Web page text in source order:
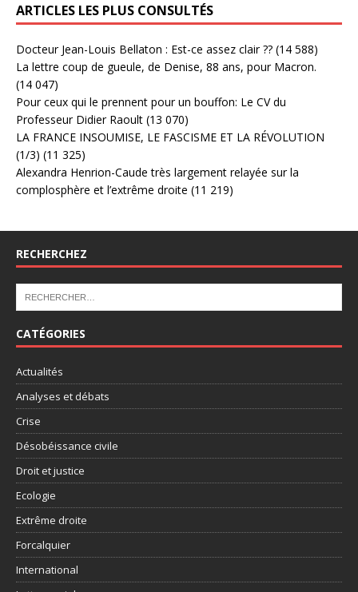
ARTICLES LES PLUS CONSULTÉS
Docteur Jean-Louis Bellaton : Est-ce assez clair ?? (14 588)
La lettre coup de gueule, de Denise, 88 ans, pour Macron.
(14 047)
Pour ceux qui le prennent pour un bouffon: Le CV du
Professeur Didier Raoult (13 070)
LA FRANCE INSOUMISE, LE FASCISME ET LA RÉVOLUTION
(1/3) (11 325)
Alexandra Henrion-Caude très largement relayée sur la
complosphère et l’extrême droite (11 219)
RECHERCHEZ
CATÉGORIES
Actualités
Analyses et débats
Crise
Désobéissance civile
Droit et justice
Ecologie
Extrême droite
Forcalquier
International